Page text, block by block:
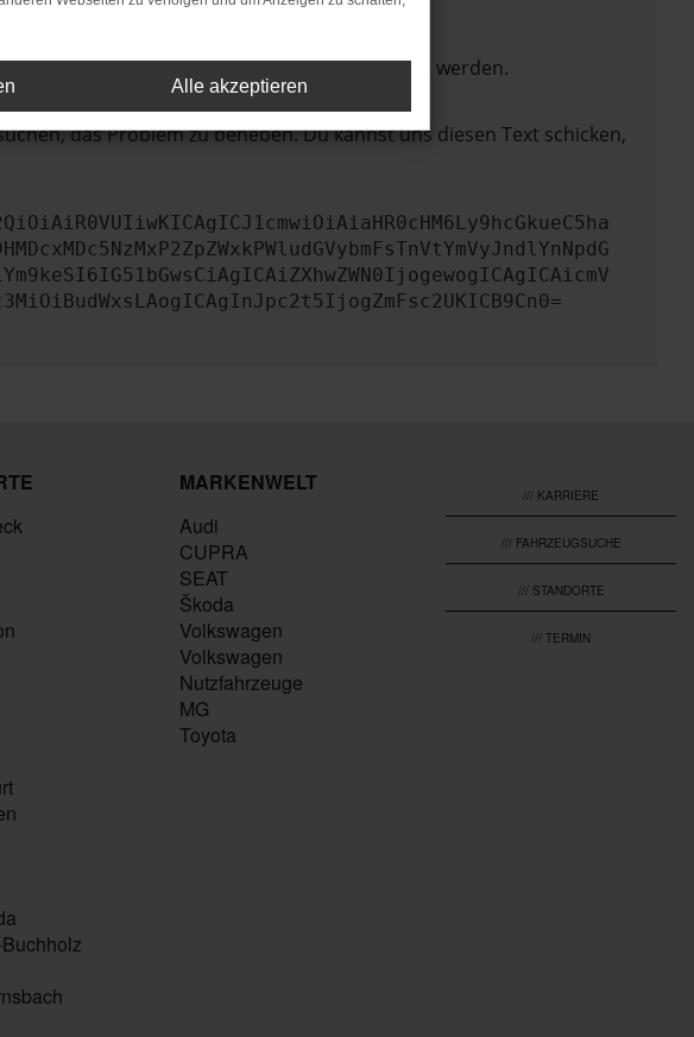
bestimmte Funktionen nicht mehr unterstützt werden.
das Problem zu beheben. Du kannst uns diesen Text schicken,
MARKENWELT
Audi
CUPRA
SEAT
Škoda
Volkswagen
Volkswagen
Nutzfahrzeuge
MG
Toyota
/// KARRIERE
/// FAHRZEUGSUCHE
/// STANDORTE
/// TERMIN
Alle akzeptieren